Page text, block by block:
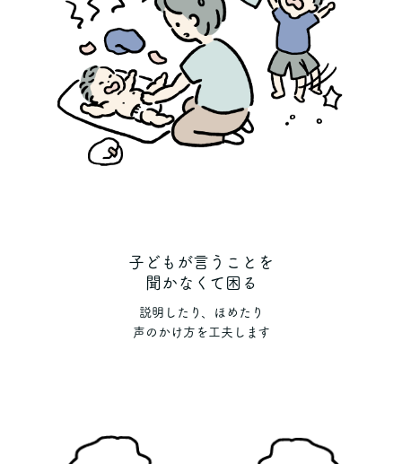
子どもが言うことを
聞かなくて困る
説明したり、ほめたり
声のかけ方を工夫します